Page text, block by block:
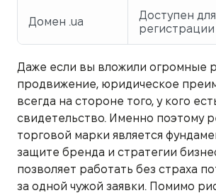
Домен .ua
Доступен для
регистрации
Даже если вы вложили огромные
продвижение, юридическое
всегда на стороне того, у кого
свидетельство. Именно поэтому
торговой марки является
защите бренда и стратегии
позволяет работать без страха
за одной чужой заявки. Помимо